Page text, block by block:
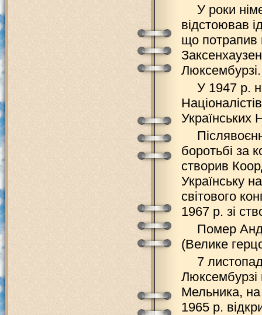
У роки
відстоював
що потрапив
Люксембурзі.
У 1947 р.
Українських
боротьбі за
створив
Українську
світового
1967 р. зі
Помер
(Велике
7
Люксембурзі
Мельника, на
1965 р.